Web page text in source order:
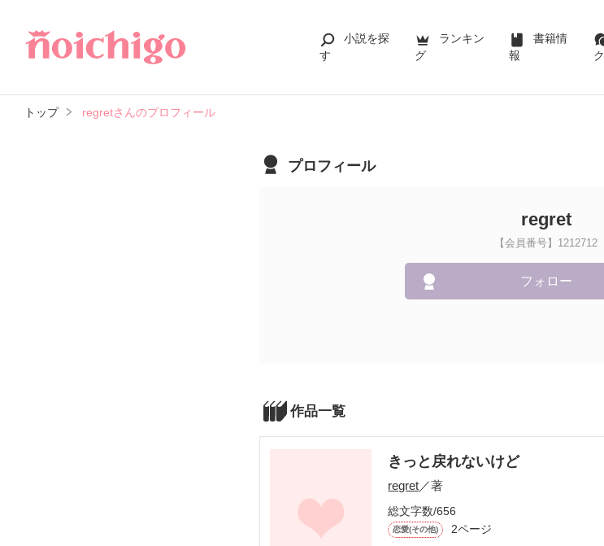
小説を探
す
ランキン
グ
書籍情
報
ク
トップ regretさんのプロフィール
プロフィール
regret
【会員番号】1212712
フォロー
作品一覧
きっと戻れないけど
regret／著
総文字数/656
恋愛(その他) 2ページ